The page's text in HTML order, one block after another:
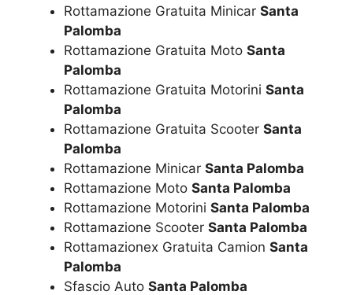
Rottamazione Gratuita Minicar Santa
Palomba
Rottamazione Gratuita Moto Santa
Palomba
Rottamazione Gratuita Motorini Santa
Palomba
Rottamazione Gratuita Scooter Santa
Palomba
Rottamazione Minicar Santa Palomba
Rottamazione Moto Santa Palomba
Rottamazione Motorini Santa Palomba
Rottamazione Scooter Santa Palomba
Rottamazionex Gratuita Camion Santa
Palomba
Sfascio Auto Santa Palomba